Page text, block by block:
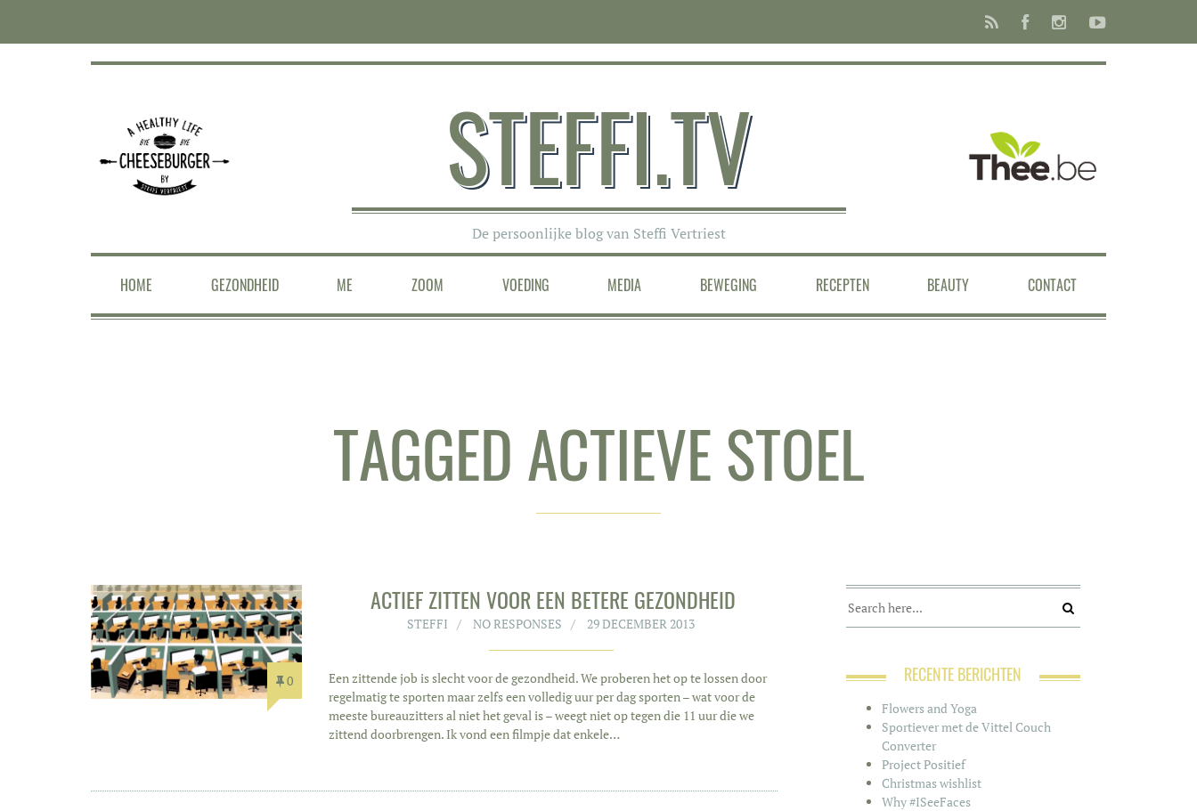
STEFFI.TV
De persoonlijke blog van Steffi Vertriest
HOME GEZONDHEID ME ZOOM VOEDING MEDIA BEWEGING RECEPTEN BEAUTY CONTACT
TAGGED ACTIEVE STOEL
0
ACTIEF ZITTEN VOOR EEN BETERE GEZONDHEID
STEFFI NO RESPONSES 29 DECEMBER 2013
Een zittende job is slecht voor de gezondheid. We proberen het op te lossen door
regelmatig te sporten maar zelfs een volledig uur per dag sporten – wat voor de
meeste bureauzitters al niet het geval is – weegt niet op tegen die 11 uur die we
zittend doorbrengen. Ik vond een filmpje dat enkele…
RECENTE BERICHTEN
Flowers and Yoga
Sportiever met de Vittel Couch
Converter
Project Positief
Christmas wishlist
Why #ISeeFaces